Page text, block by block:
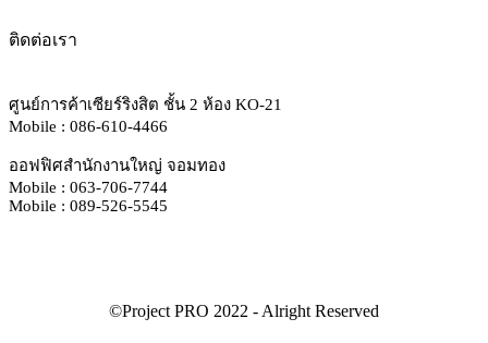
ติดต่อเรา
ศูนย์การค้าเซียร์ริงสิต ชั้น 2 ห้อง KO-21
Mobile : 086-610-4466
ออฟฟิศสำนักงานใหญ่ จอมทอง
Mobile : 063-706-7744
Mobile : 089-526-5545